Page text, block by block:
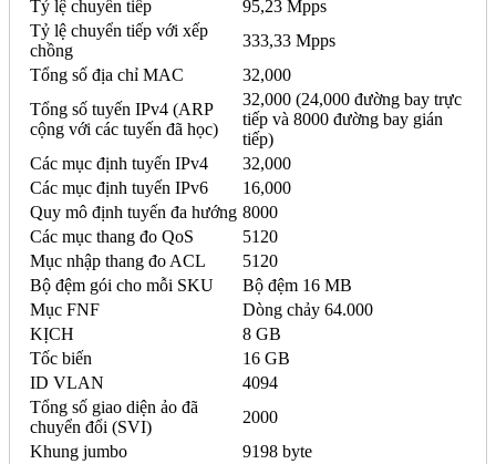
Tỷ lệ chuyển tiếp
95,23 Mpps
Tỷ lệ chuyển tiếp với xếp
chồng
333,33 Mpps
Tổng số địa chỉ MAC
32,000
Tổng số tuyến IPv4 (ARP
cộng với các tuyến đã học)
32,000 (24,000 đường bay trực
tiếp và 8000 đường bay gián
tiếp)
Các mục định tuyến IPv4
32,000
Các mục định tuyến IPv6
16,000
Quy mô định tuyến đa hướng 8000
Các mục thang đo QoS
5120
Mục nhập thang đo ACL
5120
Bộ đệm gói cho mỗi SKU
Bộ đệm 16 MB
Mục FNF
Dòng chảy 64.000
KỊCH
8 GB
Tốc biến
16 GB
ID VLAN
4094
Tổng số giao diện ảo đã
chuyển đổi (SVI)
2000
Khung jumbo
9198 byte